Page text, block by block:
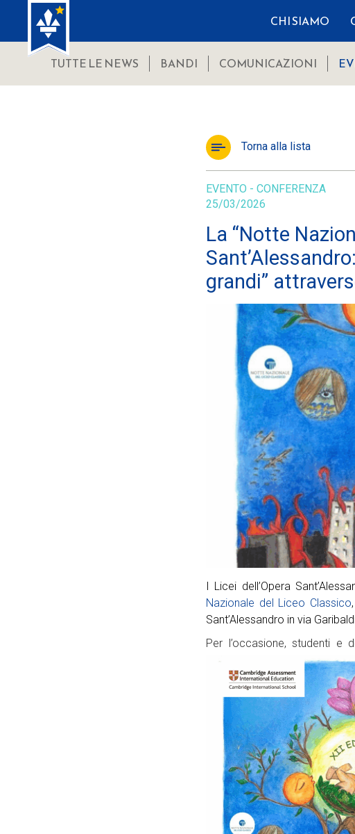
CHI SIAMO
TUTTE LE NEWS BANDI COMUNICAZIONI
Torna alla lista
EVENTO - CONFERENZA
25/03/2026
La “Notte
grandi”
I Licei dell’Opera
Nazionale del Liceo Classico
Sant’Alessandro in via
Per l’occasione, studenti e